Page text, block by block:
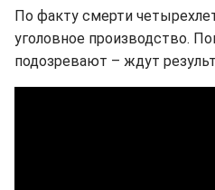
По факту смерти
уголовное производство.
подозревают – ждут